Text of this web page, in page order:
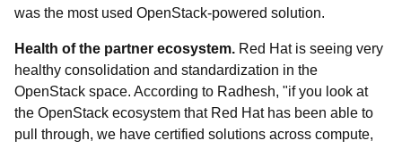
was the most used OpenStack-powered solution.
Health of the partner ecosystem. Red Hat is seeing very
healthy consolidation and standardization in the
OpenStack space. According to Radhesh, "if you look at
the OpenStack ecosystem that Red Hat has been able to
pull through, we have certified solutions across compute,